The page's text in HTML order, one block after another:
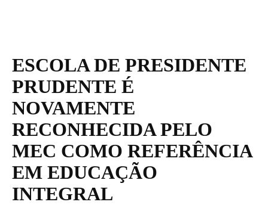
ESCOLA DE PRESIDENTE
PRUDENTE É
NOVAMENTE
RECONHECIDA PELO
MEC COMO REFERÊNCIA
EM EDUCAÇÃO
INTEGRAL